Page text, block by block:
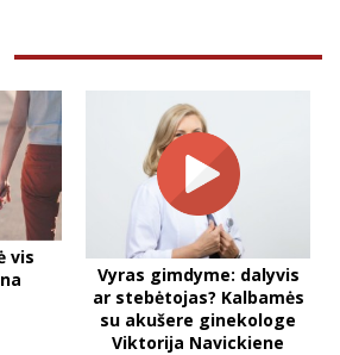
vis
Vyras gimdyme: dalyvis
ar stebėtojas? Kalbamės
su akušere ginekologe
Viktorija Navickiene